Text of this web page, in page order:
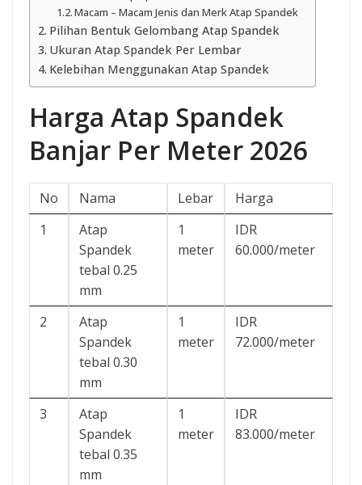
Macam – Macam Jenis dan Merk Atap Spandek
Pilihan Bentuk Gelombang Atap Spandek
Ukuran Atap Spandek Per Lembar
Kelebihan Menggunakan Atap Spandek
Harga Atap Spandek
Banjar Per Meter 2026
No Nama Lebar
Harga
1
Atap
Spandek
tebal 0.25
mm
1
meter
IDR
60.000/meter
2
Atap
Spandek
tebal 0.30
mm
1
meter
IDR
72.000/meter
3
Atap
Spandek
tebal 0.35
mm
1
meter
IDR
83.000/meter